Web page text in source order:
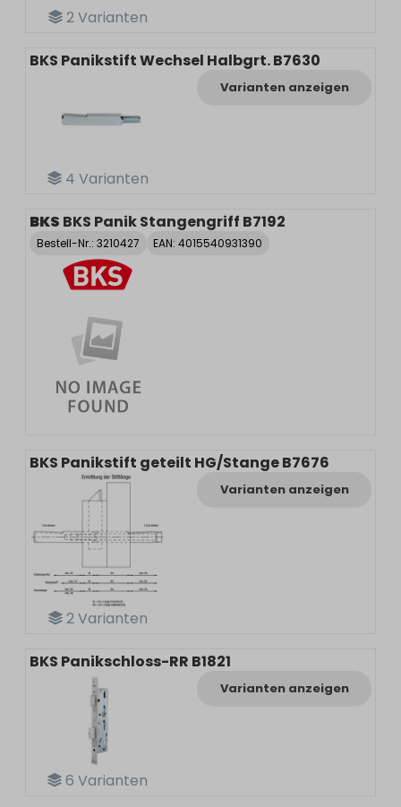
2Varianten
4 Varianten
BKS Panikstift Wechsel Halbgrt. B7630
Varianten anzeigen
BKS BKS Panik Stangengriff B7192
Bestell-Nr.: 3210427 EAN: 4015540931390
2Varianten
BKS Panikstift geteilt HG/Stange B7676
Varianten anzeigen
6 Varianten
BKS Panikschloss-RR B1821
Varianten anzeigen